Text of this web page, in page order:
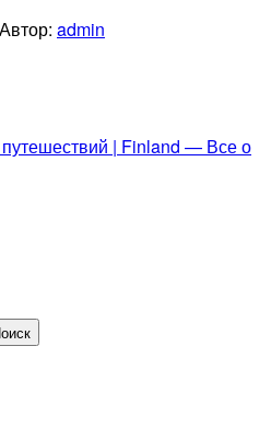
Автор: admin
| Finland — Все о